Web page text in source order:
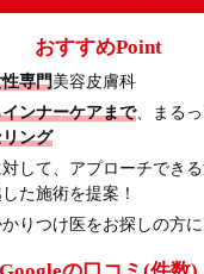
おすすめPoint
専門美容皮膚科
ンナーケアまで、まるっ
ング
して、アプローチでき
た施術を提案！
りつけ医をお探しの方